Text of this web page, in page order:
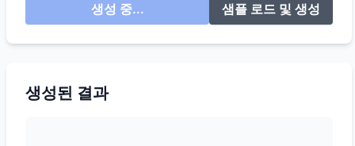
생성 중... 샘플 로드 및 생성
생성된 결과